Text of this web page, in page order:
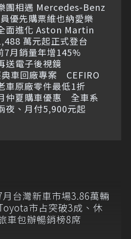
團相遇 Mercedes-Benz
優先購票維也納愛樂
面進化 Aston Martin
萬元起正式登台
7月銷量年增145%
送電子後視鏡
典車回廠專案 CEFIRO
車原廠零件最低1折
仲夏購車優惠 全車系
夜、月付5,900元起
月台灣新車市場3.86萬輛
市占突破3成、休
車包辦暢銷榜8席